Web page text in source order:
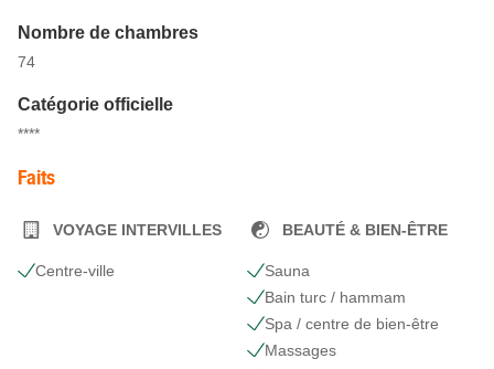
Nombre de chambres
74
Catégorie officielle
****
Faits
VOYAGE INTERVILLES
Centre-ville
BEAUTÉ & BIEN-ÊTRE
Sauna
Bain turc / hammam
Spa / centre de bien-être
Massages